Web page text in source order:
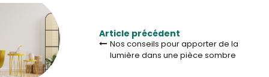
Article précédent
Nos conseils pour apporter de la
lumière dans une pièce sombre